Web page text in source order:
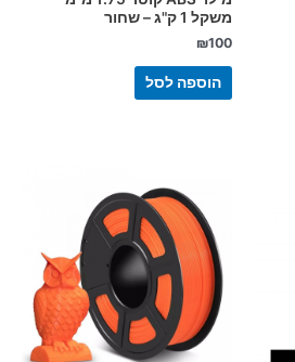
משקל 1 ק"ג – שחור
₪100
הוספה לסל